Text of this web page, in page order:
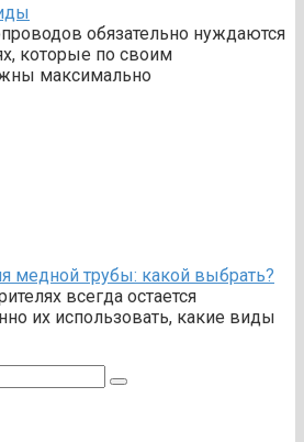
обязательно нуждаются
которые по своим
максимально
медной трубы: какой выбрать?
всегда остается
их использовать, какие виды